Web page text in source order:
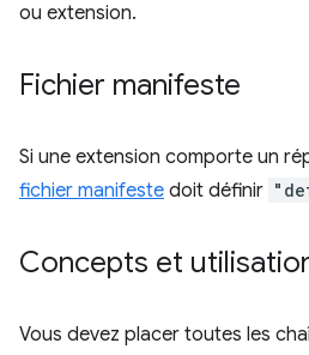
ou extension.
Fichier manifeste
Si une extension comporte un
fichier manifeste doit définir
Concepts et
Vous devez placer toutes les